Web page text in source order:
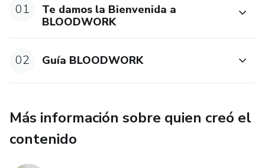
01
Te damos la Bienvenida a
BLOODWORK
02 Guía BLOODWORK
Más información sobre quien creó el
contenido